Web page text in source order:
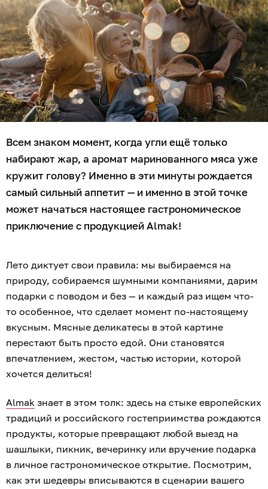
Всем знаком момент, когда угли ещё только
набирают жар, а аромат маринованного мяса уже
кружит голову? Именно в эти минуты рождается
самый сильный аппетит — и именно в этой точке
может начаться настоящее гастрономическое
приключение с продукцией Almak!
Лето диктует свои правила: мы выбираемся на
природу, собираемся шумными компаниями, дарим
подарки с поводом и без — и каждый раз ищем что-
то особенное, что сделает момент по-настоящему
вкусным. Мясные деликатесы в этой картине
перестают быть просто едой. Они становятся
впечатлением, жестом, частью истории, которой
хочется делиться!
Almak знает в этом толк: здесь на стыке европейских
традиций и российского гостеприимства рождаются
продукты, которые превращают любой выезд на
шашлыки, пикник, вечеринку или вручение подарка
в личное гастрономическое открытие. Посмотрим,
как эти шедевры вписываются в сценарии вашего